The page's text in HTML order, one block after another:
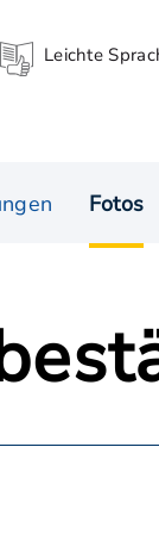
Leichte
Fotos